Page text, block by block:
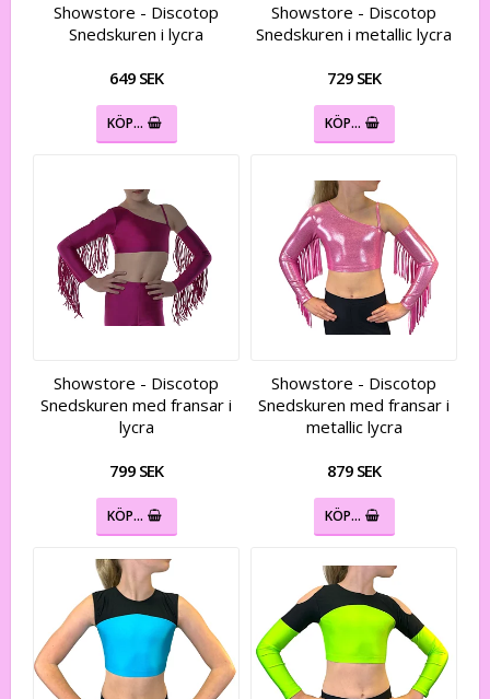
Showstore - Discotop
Snedskuren i lycra
649 SEK
KÖP…
Showstore - Discotop
Snedskuren i metallic lycra
729 SEK
KÖP…
Showstore - Discotop
Snedskuren med fransar i
lycra
799 SEK
KÖP…
Showstore - Discotop
Snedskuren med fransar i
metallic lycra
879 SEK
KÖP…